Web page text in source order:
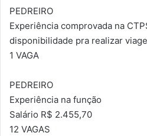
PEDREIRO
Experiência comprovada na
disponibilidade pra realizar
1 VAGA
PEDREIRO
Experiência na função
Salário R$ 2.455,70
12 VAGAS